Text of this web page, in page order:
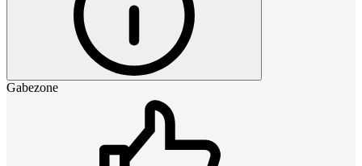
Gabezone